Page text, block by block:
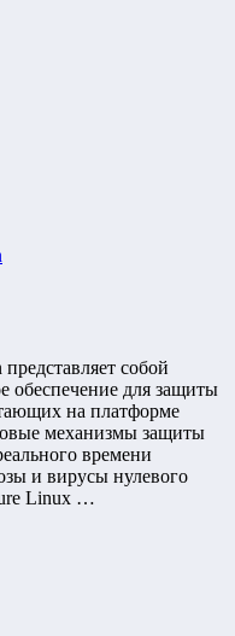
собой
обеспечение для защиты
на платформе
механизмы защиты
времени
и вирусы нулевого
Linux …